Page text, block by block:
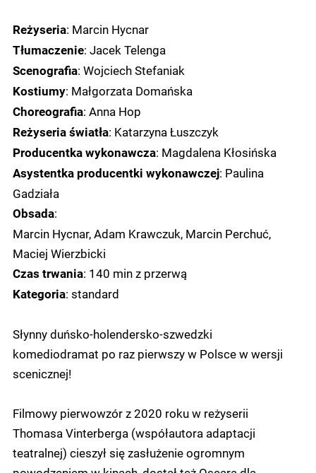
Reżyseria: Marcin Hycnar
Tłumaczenie: Jacek Telenga
Scenografia: Wojciech Stefaniak
Kostiumy: Małgorzata Domańska
Choreografia: Anna Hop
Reżyseria światła: Katarzyna Łuszczyk
Producentka wykonawcza: Magdalena Kłosińska
Asystentka producentki wykonawczej: Paulina
Gadziała
Obsada:
Marcin Hycnar, Adam Krawczuk, Marcin Perchuć,
Maciej Wierzbicki
Czas trwania: 140 min z przerwą
Kategoria: standard
Słynny duńsko-holendersko-szwedzki
komediodramat po raz pierwszy w Polsce w wersji
scenicznej!
Filmowy pierwowzór z 2020 roku w reżyserii
Thomasa Vinterberga (współautora adaptacji
teatralnej) cieszył się zasłużenie ogromnym